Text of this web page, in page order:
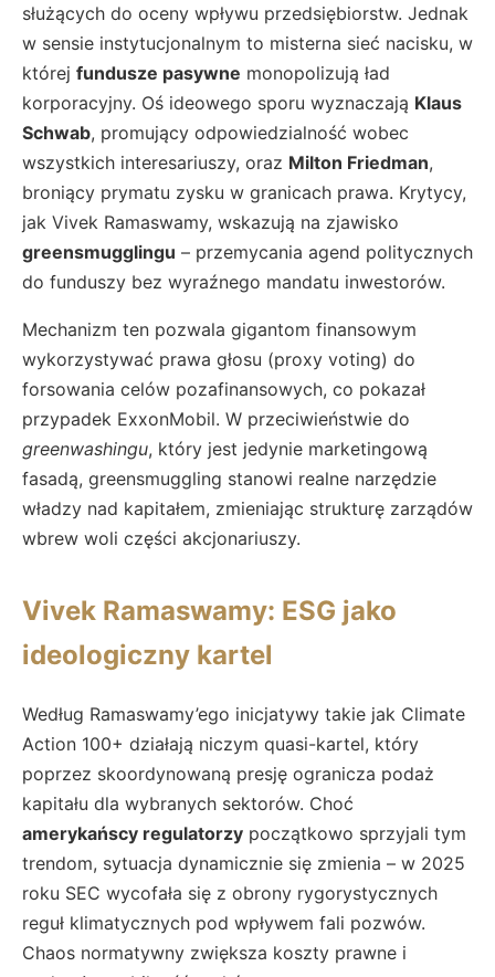
służących do oceny wpływu przedsiębiorstw. Jednak
w sensie instytucjonalnym to misterna sieć nacisku, w
której fundusze pasywne monopolizują ład
korporacyjny. Oś ideowego sporu wyznaczają Klaus
Schwab, promujący odpowiedzialność wobec
wszystkich interesariuszy, oraz Milton Friedman,
broniący prymatu zysku w granicach prawa. Krytycy,
jak Vivek Ramaswamy, wskazują na zjawisko
greensmugglingu – przemycania agend politycznych
do funduszy bez wyraźnego mandatu inwestorów.
Mechanizm ten pozwala gigantom finansowym
wykorzystywać prawa głosu (proxy voting) do
forsowania celów pozafinansowych, co pokazał
przypadek ExxonMobil. W przeciwieństwie do
greenwashingu, który jest jedynie marketingową
fasadą, greensmuggling stanowi realne narzędzie
władzy nad kapitałem, zmieniając strukturę zarządów
wbrew woli części akcjonariuszy.
Vivek Ramaswamy: ESG jako
ideologiczny kartel
Według Ramaswamy’ego inicjatywy takie jak Climate
Action 100+ działają niczym quasi-kartel, który
poprzez skoordynowaną presję ogranicza podaż
kapitału dla wybranych sektorów. Choć
amerykańscy regulatorzy początkowo sprzyjali tym
trendom, sytuacja dynamicznie się zmienia – w 2025
roku SEC wycofała się z obrony rygorystycznych
reguł klimatycznych pod wpływem fali pozwów.
Chaos normatywny zwiększa koszty prawne i